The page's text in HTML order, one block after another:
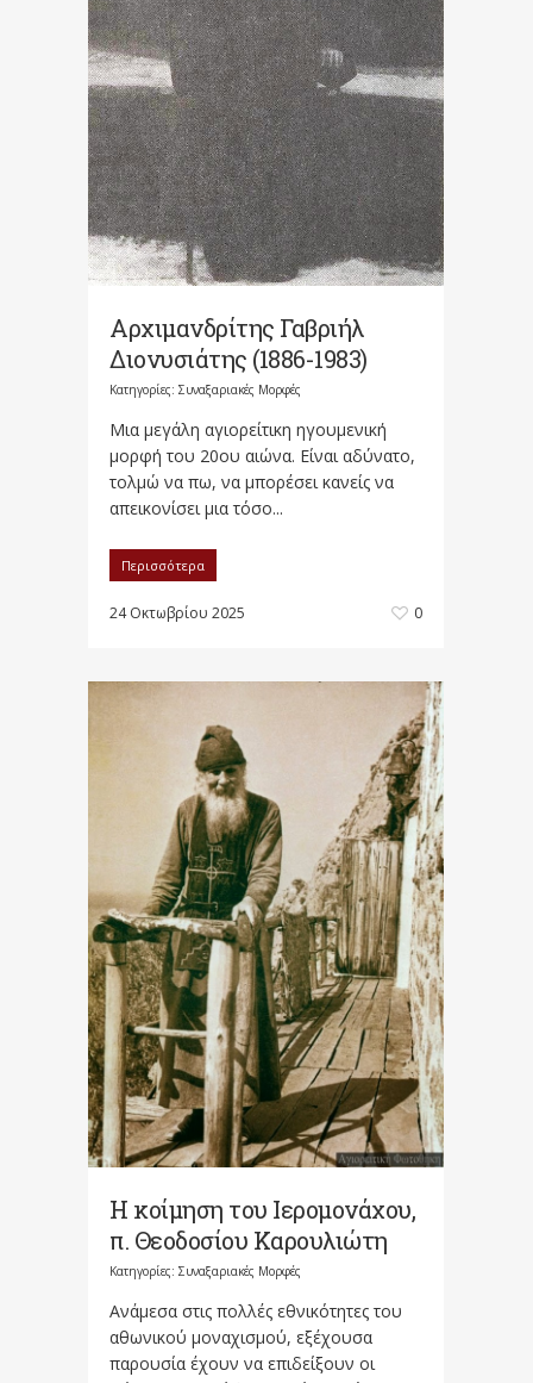
Αρχιμανδρίτης Γαβριήλ
Διονυσιάτης (1886-1983)
Κατηγορίες: Συναξαριακές Μορφές
Μια μεγάλη αγιορείτικη ηγουμενική
μορφή του 20ου αιώνα. Είναι αδύνατο,
τολμώ να πω, να μπορέσει κανείς να
απεικονίσει μια τόσο...
Περισσότερα
24 Οκτωβρίου 2025 0
Η κοίμηση του Ιερομονάχου,
π. Θεοδοσίου Καρουλιώτη
Κατηγορίες: Συναξαριακές Μορφές
Ανάμεσα στις πολλές εθνικότητες του
αθωνικού μοναχισμού, εξέχουσα
παρουσία έχουν να επι­δείξουν οι